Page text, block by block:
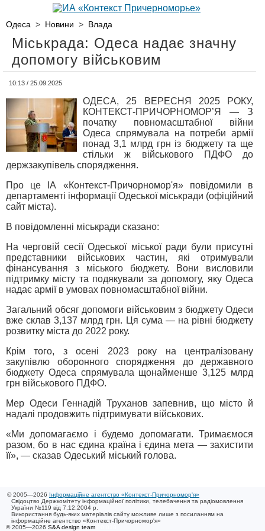
Одеса > Новини > Влада
Міськрада: Одеса надає значну
допомогу військовим
10:13 / 25.09.2025
ОДЕСА, 25 ВЕРЕСНЯ 2025 РОКУ,
КОНТЕКСТ-ПРИЧОРНОМОР’Я — З
початку повномасштабної війни
Одеса спрямувала на потреби армії
понад 3,1 млрд грн із бюджету та ще
стільки ж військового ПДФО до
держзакупівель спорядження.
Про це ІА «Контекст-Причорномор'я» повідомили в
департаменті інформації Одеської міськради (офіційний
сайт міста).
В повідомленні міськради сказано:
На черговій сесії Одеської міської ради були присутні
представники військових частин, які отримували
фінансування з міського бюджету. Вони висловили
підтримку місту та подякували за допомогу, яку Одеса
надає армії в умовах повномасштабної війни.
Загальний обсяг допомоги військовим з бюджету Одеси
вже склав 3,137 млрд грн. Ця сума — на рівні бюджету
розвитку міста до 2022 року.
Крім того, з осені 2023 року на централізовану
закупівлю оборонного спорядження до державного
бюджету Одеса спрямувала щонайменше 3,125 млрд
грн військового ПДФО.
Мер Одеси Геннадій Труханов запевнив, що місто й
надалі продовжить підтримувати військових.
«Ми допомагаємо і будемо допомагати. Тримаємося
разом, бо в нас єдина країна і єдина мета — захистити
її», — сказав Одеський міський голова.
© 2005—2026 Інформаційне агентство «Контекст-Причорномор'я»
Свідоцтво Держкомітету інформаційної політики, телебачення та радіомовлення
України №119 від 7.12.2004 р.
Використання будь-яких матеріалів сайту можливе лише з посиланням на
інформаційне агентство «Контекст-Причорномор'я»
© 2005—2026 S&A design team